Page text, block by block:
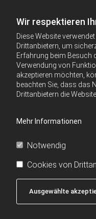
Wir respektieren
Diese Website
Drittanbietern, um
Erfahrung beim Besuch
Verwendung von
akzeptieren möchten,
beachten Sie, dass das
Drittanbietern die
Mehr Informationen
Notwendig
Cookies von
Ausgewählte